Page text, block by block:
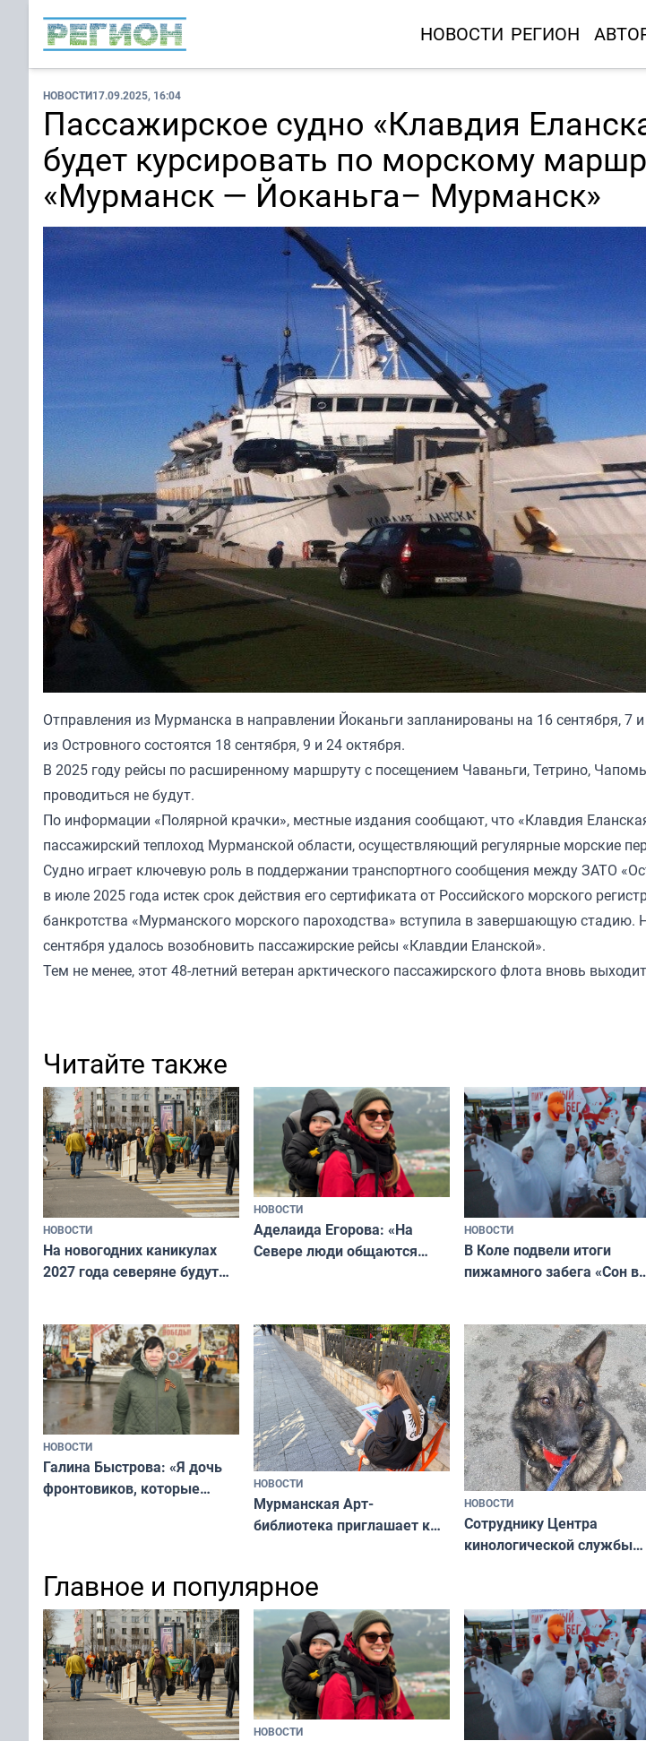
НОВОСТИ РЕГИОН
НОВОСТИ17.09.2025, 16:04
Пассажирское судно «Клавдия
будет курсировать по морскому
«Мурманск — Йоканьга– Мурманск»
Отправления из Мурманска в направлении Йоканьги запланированы на 16 сентября, 7
из Островного состоятся 18 сентября, 9 и 24 октября.
В 2025 году рейсы по расширенному маршруту с посещением Чаваньги, Тетрино,
проводиться не будут.
По информации «Полярной крачки», местные издания сообщают, что «Клавдия
пассажирский теплоход Мурманской области, осуществляющий регулярные морские
Судно играет ключевую роль в поддержании транспортного сообщения между ЗАТО
в июле 2025 года истек срок действия его сертификата от Российского морского
банкротства «Мурманского морского пароходства» вступила в завершающую стадию.
сентября удалось возобновить пассажирские рейсы «Клавдии Еланской».
Тем не менее, этот 48-летний ветеран арктического пассажирского флота вновь
Читайте также
НОВОСТИ
На новогодних каникулах
2027 года северяне будут
НОВОСТИ
Аделаида Егорова: «На
Севере люди общаются
НОВОСТИ
В Коле подвели итоги
пижамного забега «Сон в
НОВОСТИ
Галина Быстрова: «Я дочь
фронтовиков, которые
НОВОСТИ
Мурманская Арт-
библиотека приглашает к
НОВОСТИ
Сотруднику Центра
кинологической службы
Главное и популярное
НОВОСТИ